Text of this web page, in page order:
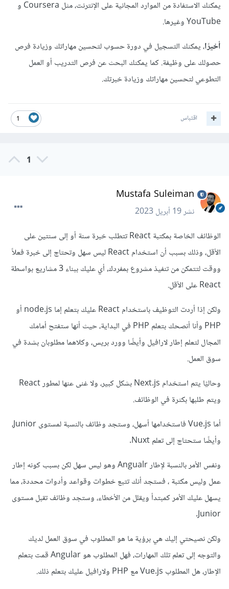
يمكنك الاستفادة من الموارد المجانية على الإنترنت، مثل Coursera و
YouTube وغيرها.
أخيرًا، يمكنك التسجيل في دورة حسوب لتحسين مهاراتك وزيادة فرص
حصولك على وظيفة. كما يمكنك البحث عن فرص التدريب أو العمل
التطوعي لتحسين مهاراتك وزيادة خبرتك.
1 اقتباس
1
Mustafa Suleiman
نشر19 أبريل 2023
الوظائف الخاصة بمكتبة React تتطلب خبرة سنة أو إلى سنتين على
الأقل، وذلك بسبب أن استخدام React ليس سهل وتحتاج إلى خبرة فعلاً
ووقت لتتمكن من تنفيذ مشروع بمفردك، أي عليك ببناء 3 مشاريع بواسطة
React على الأقل.
ولكن إذا أردت التوظيف باستخدام React عليك بتعلم إما node.js أو
PHP وأنا أنصحك بتعلم PHP في البداية، حيث أنها ستفتح أمامك
المجال لتعلم إطار لارافيل وأيضًا وورد بريس، وكلاهما مطلوبان بشدة في
سوق العمل.
وحاليًا يتم استخدام Next.js بشكل كبير، ولا غنى عنها لمطور React
ويتم طلبها بكثرة في الوظائف.
أما Vue.js فاستخدامها أسهل، وستجد وظائف بالنسبة لمستوى Junior،
وأيضًا ستحتاج إلى تعلم Nuxt.
ونفس الأمر بالنسبة لإطار Angualr وهو ليس سهل لكن بسبب كونه إطار
عمل وليس مكتبة ، فستجد أنك تتبع خطوات وقواعد وأدوات محددة، مما
يسهل عليك الأمر كمبتدأ ويقلل من الأخطاء، وستجد وظائف تقبل مستوى
Junior.
ولكن نصيحتي إليك هي برؤية ما هو المطلوب في سوق العمل لديك
والتوجه إلى تعلم تلك المهارات، فهل المطلوب هو Angular قمت بتعلم
الإطار، هل المطلوب Vue.js مع PHP ولارافيل عليك بتعلم ذلك.